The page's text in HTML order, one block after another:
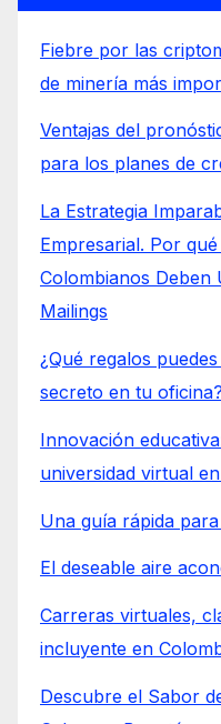
Fiebre por las
de minería más
Ventajas del
para los planes de
La Estrategia
Empresarial. Por
Colombianos Deben
Mailings
¿Qué regalos
secreto en tu oficina?
Innovación
universidad virtual
Una guía rápida
El deseable aire
Carreras virtuales,
incluyente en
Descubre el Sabor